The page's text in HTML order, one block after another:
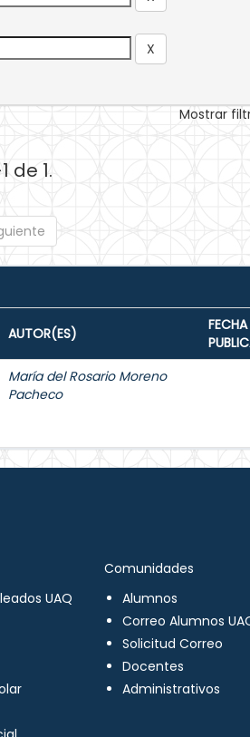
Mostrar
de 1.
AUTOR(ES)
María del Rosario Moreno
Pacheco
UAQ
Comunidades
Alumnos
Correo Alumnos
Solicitud Correo
Docentes
Administrativos